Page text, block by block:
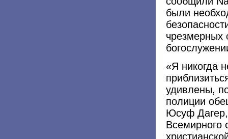
были
чрезмерных
«Я никогда
удивлены,
полиции
Юсуф Дагер,
Всемирного